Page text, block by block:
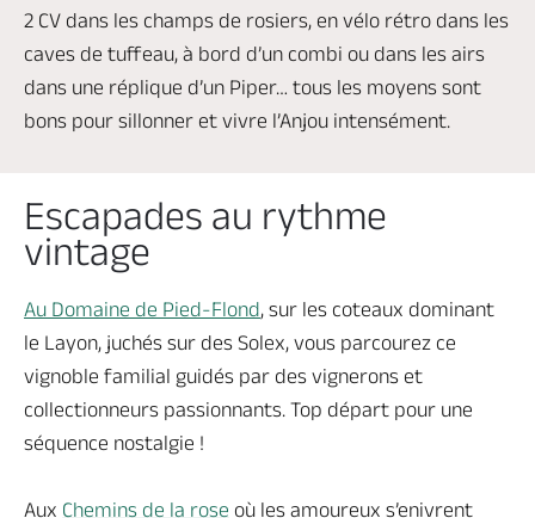
Brochures & Cartes Offices de tourisme Comment venir ? Ecrivez-nous
2 CV dans les champs de rosiers, en vélo rétro dans les
caves de tuffeau, à bord d’un combi ou dans les airs
dans une réplique d’un Piper… tous les moyens sont
bons pour sillonner et vivre l’Anjou intensément.
Escapades au rythme
vintage
Au Domaine de Pied-Flond, sur les coteaux dominant
le Layon, juchés sur des Solex, vous parcourez ce
vignoble familial guidés par des vignerons et
collectionneurs passionnants. Top départ pour une
séquence nostalgie !
Aux Chemins de la rose où les amoureux s’enivrent